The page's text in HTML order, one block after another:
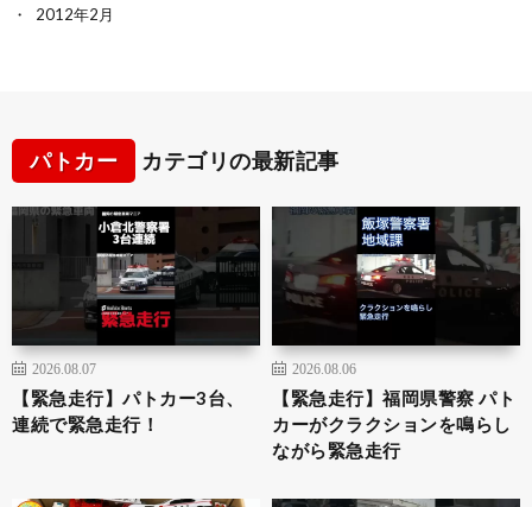
2012年2月
パトカー カテゴリの最新記事
2026.08.07
【緊急走行】パトカー3台、
連続で緊急走行！
2026.08.06
【緊急走行】福岡県警察 パト
カーがクラクションを鳴らし
ながら緊急走行